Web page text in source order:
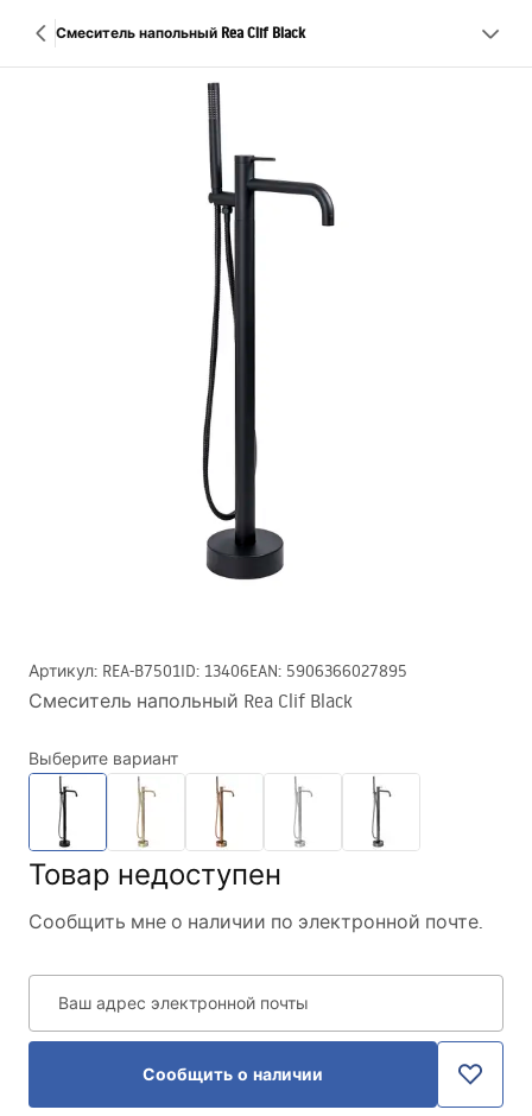
Смеситель напольный Rea Clif Black
Артикул: REA-B7501ID: 13406EAN: 5906366027895
Смеситель напольный Rea Clif Black
Выберите вариант
Товар недоступен
Сообщить мне о наличии по электронной почте.
Ваш адрес электронной почты
Сообщить о наличии